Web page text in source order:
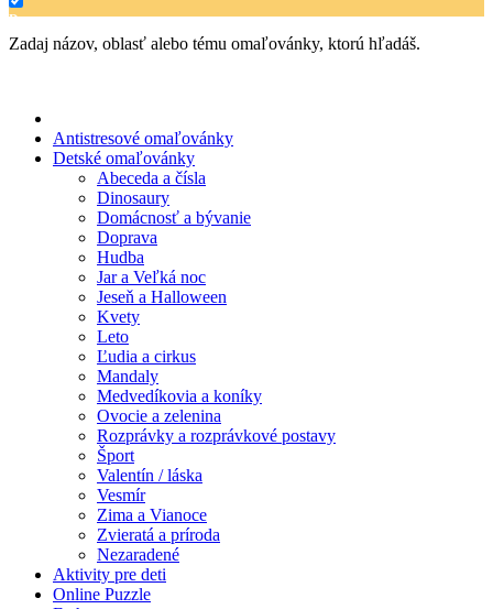
Doprava
Hudba
Kvety
Ľudia a cirkus
Medvedíkovia a koníky
Ovocie a zelenina
Rozprávky a rozprávkové postavy
Valentín / láska
Zvieratá a príroda
Nezaradené
Zadaj názov, oblasť alebo tému omaľovánky, ktorú hľadáš.
Antistresové omaľovánky
Detské omaľovánky
Abeceda a čísla
Dinosaury
Domácnosť a bývanie
Doprava
Hudba
Jar a Veľká noc
Jeseň a Halloween
Kvety
Leto
Ľudia a cirkus
Mandaly
Medvedíkovia a koníky
Ovocie a zelenina
Rozprávky a rozprávkové postavy
Šport
Valentín / láska
Vesmír
Zima a Vianoce
Zvieratá a príroda
Nezaradené
Aktivity pre deti
Online Puzzle